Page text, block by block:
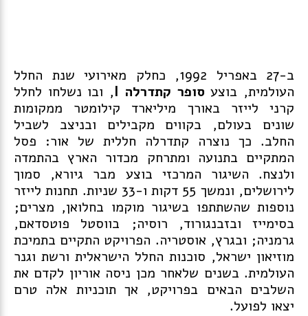
ב-27 באפריל 1992, כחלק מאירועי שנת החלל
העולמית, בוצע סופר קתדרלה I
, ובו נשלחו לחלל
קרני לייזר באורך מיליארד קילומטר ממקומות
שונים בעולם, בקווים מקבילים ובניצב לשביל
החלב. כך נוצרה קתדרלה חללית של אור: פסל
המתקיים בתנועה ומתרחק מכדור הארץ בהתמדה
ולנצח. השיגור המרכזי בוצע מבר גיורא, סמוך
לירושלים, ונמשך 55 דקות ו-33 שניות. תחנות לייזר
נוספות שהשתתפו בשיגור מוקמו בחלואן, מצרים;
בסימייז ובזבנגורוד, רוסיה; בווסטל פוטסדאם,
גרמניה; ובגרץ, אוסטריה. הפרויקט התקיים בתמיכת
מוזיאון ישראל, סוכנות החלל הישראלית ורשת וגנר
העולמית. בשנים שלאחר מכן ניסה אוריון לקדם את
השלבים הבאים בפרויקט, אך תוכניות אלה טרם
יצאו לפועל.